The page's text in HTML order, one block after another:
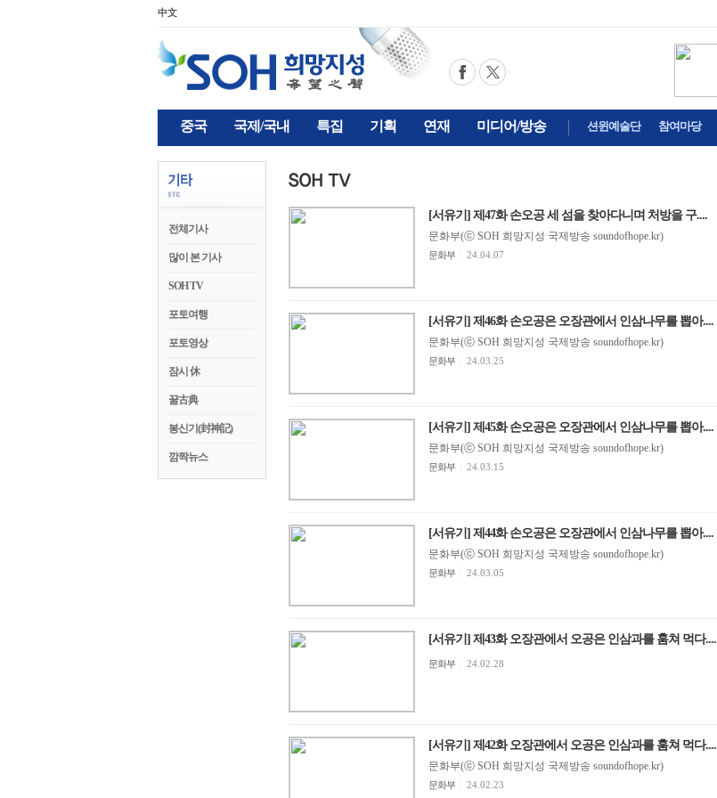
中文
중국 국제/국내 특집 기획 연재 미디어/방송 션윈예술단 참여마당
전체기사
많이 본 기사
SOH TV
포토여행
포토영상
잠시 休
꿀古典
봉신기(封神記)
깜짝뉴스
[서유기] 제47화 손오공 세 섬을 찾아다니며 처방을 구....
문화부(ⓒ SOH 희망지성 국제방송 soundofhope.kr)
문화부 24.04.07
[서유기] 제46화 손오공은 오장관에서 인삼나무를 뽑아....
문화부(ⓒ SOH 희망지성 국제방송 soundofhope.kr)
문화부 24.03.25
[서유기] 제45화 손오공은 오장관에서 인삼나무를 뽑아....
문화부(ⓒ SOH 희망지성 국제방송 soundofhope.kr)
문화부 24.03.15
[서유기] 제44화 손오공은 오장관에서 인삼나무를 뽑아....
문화부(ⓒ SOH 희망지성 국제방송 soundofhope.kr)
문화부 24.03.05
[서유기] 제43화 오장관에서 오공은 인삼과를 훔쳐 먹다....
문화부 24.02.28
[서유기] 제42화 오장관에서 오공은 인삼과를 훔쳐 먹다....
문화부(ⓒ SOH 희망지성 국제방송 soundofhope.kr)
문화부 24.02.23